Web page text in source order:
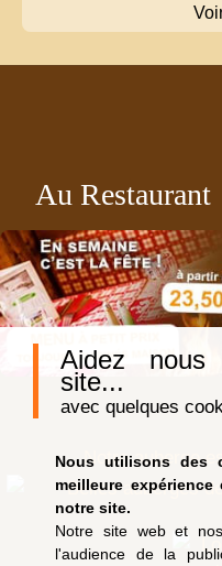
Aidez
site...
avec quelques
Nous utilisons des
meilleure
notre site.
Notre site web et
l'audience de la
Au Restaurant
Notre auberge